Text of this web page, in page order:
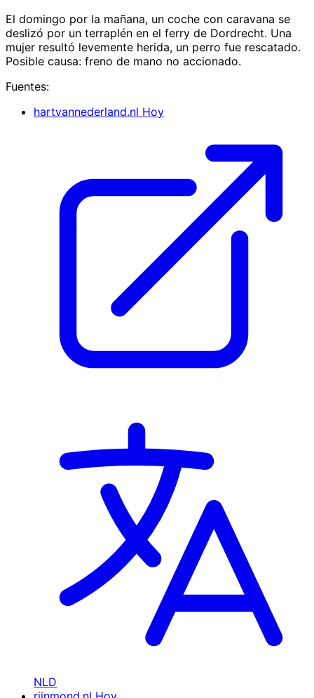
El domingo por la mañana, un coche con caravana se
deslizó por un terraplén en el ferry de Dordrecht. Una
mujer resultó levemente herida, un perro fue rescatado.
Posible causa: freno de mano no accionado.
Fuentes:
hartvannederland.nl Hoy
NLD